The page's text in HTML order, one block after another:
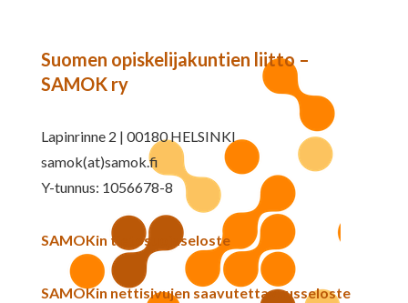
Suomen opiskelijakuntien liitto –
SAMOK ry
Lapinrinne 2 | 00180 HELSINKI
samok(at)samok.fi
Y-tunnus: 1056678-8
SAMOKin tietosuojaseloste
SAMOKin nettisivujen saavutettavuusseloste